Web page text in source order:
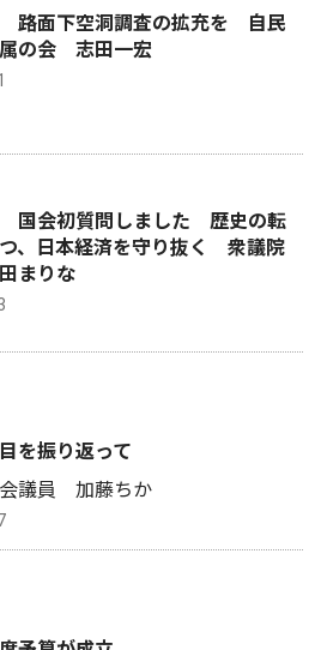
路面下空洞調査の拡充を 自民
の会 志田一宏
国会初質問しました 歴史の転
、日本経済を守り抜く 衆議院
まりな
を振り返って
議員 加藤ちか